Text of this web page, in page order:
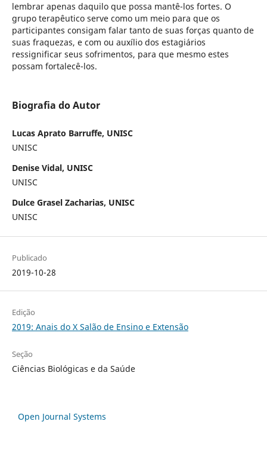
lembrar apenas daquilo que possa mantê-los fortes. O
grupo terapêutico serve como um meio para que os
participantes consigam falar tanto de suas forças quanto de
suas fraquezas, e com ou auxílio dos estagiários
ressignificar seus sofrimentos, para que mesmo estes
possam fortalecê-los.
Biografia do Autor
Lucas Aprato Barruffe, UNISC
UNISC
Denise Vidal, UNISC
UNISC
Dulce Grasel Zacharias, UNISC
UNISC
Publicado
2019-10-28
Edição
2019: Anais do X Salão de Ensino e Extensão
Seção
Ciências Biológicas e da Saúde
Open Journal Systems